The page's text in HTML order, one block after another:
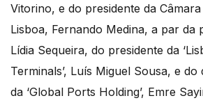
Vitorino, e do presidente da
Lisboa, Fernando Medina, a par da
Lídia Sequeira, do presidente da
Terminals’, Luís Miguel Sousa, e
da ‘Global Ports Holding’, Emre